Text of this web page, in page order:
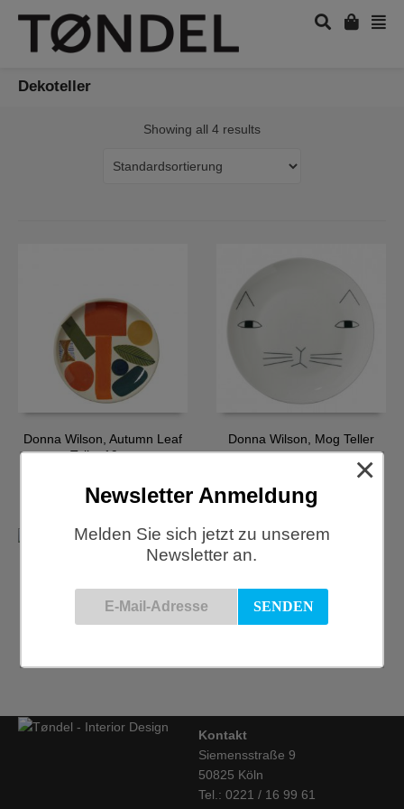
Dekoteller
Showing all 4 results
Donna Wilson, Autumn Leaf
Teller,19cm
Donna Wilson, Mog Teller
Teller, 26cm
43,70
Donna Wilson, Spring Oak
Teller,19cm
€29,70
Kontakt
Siemensstraße 9
50825 Köln
Tel.: 0221 / 16 99 61
Newsletter Anmeldung
Melden Sie sich jetzt zu unserem
Newsletter an.
×